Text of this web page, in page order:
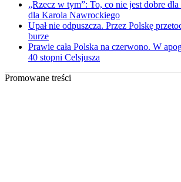
„Rzecz w tym”: To, co nie jest dobre
dla Karola Nawrockiego
Upał nie odpuszcza. Przez Polskę
burze
Prawie cała Polska na czerwono. W
40 stopni Celsjusza
Promowane treści